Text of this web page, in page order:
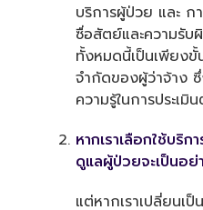
บริการผู้ป่วย และ ก
ซื่อสัตย์และความรั
ทั้งหมดนี้เป็นเพียง
จำกัดของผู้ว่าจ้าง
ความรู้ในการประเมิ
หากเราเลือกใช้บริ
ดูแลผู้ป่วยจะเป็นอย่
แต่หากเราเปลี่ยนเ